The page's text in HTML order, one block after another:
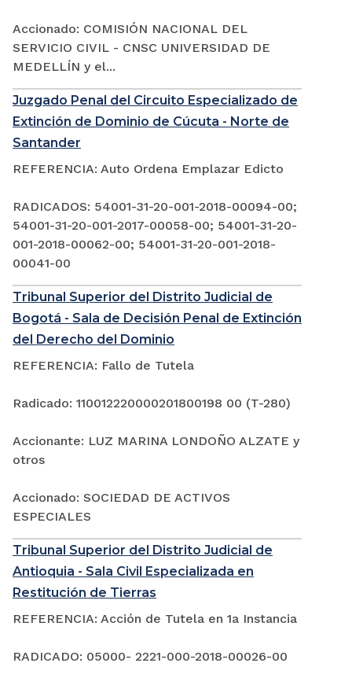
Accionado: COMISIÓN NACIONAL DEL
SERVICIO CIVIL - CNSC UNIVERSIDAD DE
MEDELLÍN y el...
Juzgado Penal del Circuito Especializado de
Extinción de Dominio de Cúcuta - Norte de
Santander
REFERENCIA: Auto Ordena Emplazar Edicto
RADICADOS: 54001-31-20-001-2018-00094-00;
54001-31-20-001-2017-00058-00; 54001-31-20-
001-2018-00062-00; 54001-31-20-001-2018-
00041-00
Tribunal Superior del Distrito Judicial de
Bogotá - Sala de Decisión Penal de Extinción
del Derecho del Dominio
REFERENCIA: Fallo de Tutela
Radicado: 110012220000201800198 00 (T-280)
Accionante: LUZ MARINA LONDOÑO ALZATE y
otros
Accionado: SOCIEDAD DE ACTIVOS
ESPECIALES
Tribunal Superior del Distrito Judicial de
Antioquia - Sala Civil Especializada en
Restitución de Tierras
REFERENCIA: Acción de Tutela en 1a Instancia
RADICADO: 05000- 2221-000-2018-00026-00